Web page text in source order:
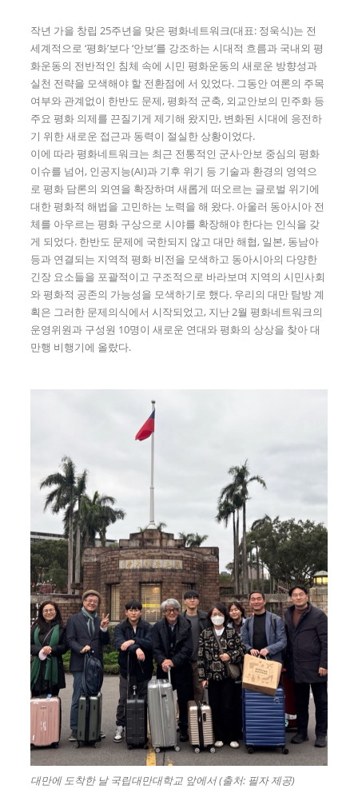
작년 가을 창립 25주년을 맞은 평화네트워크(대표: 정욱식)는 전
세계적으로 ‘평화’보다 ‘안보’를 강조하는 시대적 흐름과 국내외 평
화운동의 전반적인 침체 속에 시민 평화운동의 새로운 방향성과
실천 전략을 모색해야 할 전환점에 서 있었다. 그동안 여론의 주목
여부와 관계없이 한반도 문제, 평화적 군축, 외교안보의 민주화 등
주요 평화 의제를 끈질기게 제기해 왔지만, 변화된 시대에 응전하
기 위한 새로운 접근과 동력이 절실한 상황이었다.
이에 따라 평화네트워크는 최근 전통적인 군사·안보 중심의 평화
이슈를 넘어, 인공지능(AI)과 기후 위기 등 기술과 환경의 영역으
로 평화 담론의 외연을 확장하며 새롭게 떠오르는 글로벌 위기에
대한 평화적 해법을 고민하는 노력을 해 왔다. 아울러 동아시아 전
체를 아우르는 평화 구상으로 시야를 확장해야 한다는 인식을 갖
게 되었다. 한반도 문제에 국한되지 않고 대만 해협, 일본, 동남아
등과 연결되는 지역적 평화 비전을 모색하고 동아시아의 다양한
긴장 요소들을 포괄적이고 구조적으로 바라보며 지역의 시민사회
와 평화적 공존의 가능성을 모색하기로 했다. 우리의 대만 탐방 계
획은 그러한 문제의식에서 시작되었고, 지난 2월 평화네트워크의
운영위원과 구성원 10명이 새로운 연대와 평화의 상상을 찾아 대
만행 비행기에 올랐다.
대만에 도착한 날 국립대만대학교 앞에서 (출처: 필자 제공)